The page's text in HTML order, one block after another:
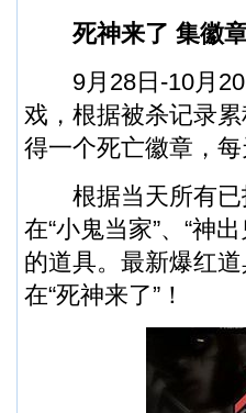
死神来了 集徽
9月28日-10月20
戏，根据被杀记录
得一个死亡徽章，每
根据当天所有已
在“小鬼当家”、“神
的道具。最新爆红
在“死神来了”！